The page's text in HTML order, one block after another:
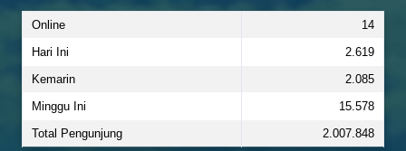
Online
14
Hari Ini
2.619
Kemarin
2.085
Minggu Ini
15.578
Total Pengunjung
2.007.848